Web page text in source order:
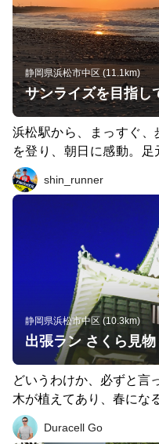
静岡県浜松市中区 (11.1km)
浜松駅から、まっすぐ
を登り、朝日に感動。足
砂丘を降りて、潮騒も、
です。
shin_runner
静岡県浜松市中区 (10.3km)
どいうわけか、必ずと言
木が植えてあり、春にな
を楽しませてくれる。 遠州浜松にもご多聞に漏れずこの
様な名所があります。そ
Duracell Go